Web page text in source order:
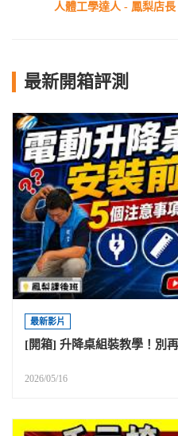
人體工學達人 - 鳳梨店長
最新開箱評測
最新影片
[開箱] 升降桌組裝教學！別
2026/05/16